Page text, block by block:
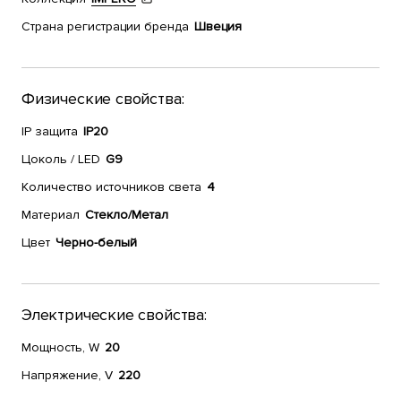
Страна регистрации бренда Швеция
Физические свойства:
IP защита IP20
Цоколь / LED G9
Количество источников света 4
Материал Стекло/Метал
Цвет Черно-белый
Электрические свойства:
Мощность, W 20
Напряжение, V 220